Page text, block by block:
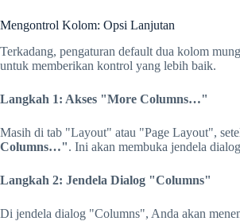
Mengontrol Kolom: Opsi Lanjutan
Terkadang, pengaturan default dua kolom
untuk memberikan kontrol yang lebih baik.
Langkah 1: Akses "More Columns…"
Masih di tab "Layout" atau "Page Layout",
Columns…". Ini akan membuka jendela
Langkah 2: Jendela Dialog "Columns"
Di jendela dialog "Columns", Anda akan